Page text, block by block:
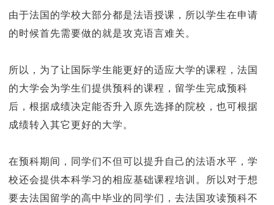
由于法国的学校大部分都是法语授课，所以学生在申请
的时候首先需要做的就是攻克语言难关。
所以，为了让国际学生能更好的适应大学的课程，法国
的大学会为学生们提供预科的课程，留学生完成预科
后，根据成绩决定能否升入原先选择的院校，也可根据
成绩转入其它更好的大学。
在预科期间，同学们不但可以提升自己的法语水平，学
校还会提供本科学习的相应基础课程培训。所以对于想
要去法国留学的高中毕业的同学们，去法国攻读预科不